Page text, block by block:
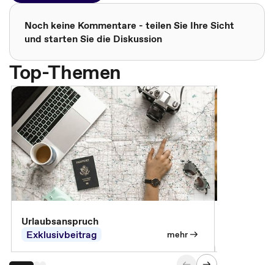
Noch keine Kommentare - teilen Sie Ihre Sicht
und starten Sie die Diskussion
Top-Themen
Urlaubsanspruch
Exklusivbeitrag
mehr